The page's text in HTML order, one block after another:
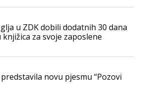
u ZDK dobili dodatnih 30 dana
knjižica za svoje zaposlene
novu pjesmu “Pozovi